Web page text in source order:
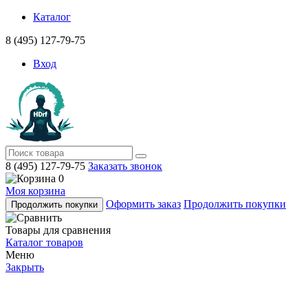
Каталог
8 (495) 127-79-75
Вход
8 (495) 127-79-75 Заказать звонок
0
Моя корзина
Продолжить покупки Оформить заказ Продолжить покупки
Товары для сравнения
Каталог товаров
Меню
Закрыть